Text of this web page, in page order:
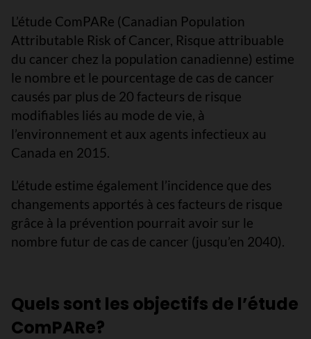
L’étude ComPARe (Canadian Population
Attributable Risk of Cancer, Risque attribuable
du cancer chez la population canadienne) estime
le nombre et le pourcentage de cas de cancer
causés par plus de 20 facteurs de risque
modifiables liés au mode de vie, à
l’environnement et aux agents infectieux au
Canada en 2015.
L’étude estime également l’incidence que des
changements apportés à ces facteurs de risque
grâce à la prévention pourrait avoir sur le
nombre futur de cas de cancer (jusqu’en 2040).
Quels sont les objectifs de l’étude
ComPARe?